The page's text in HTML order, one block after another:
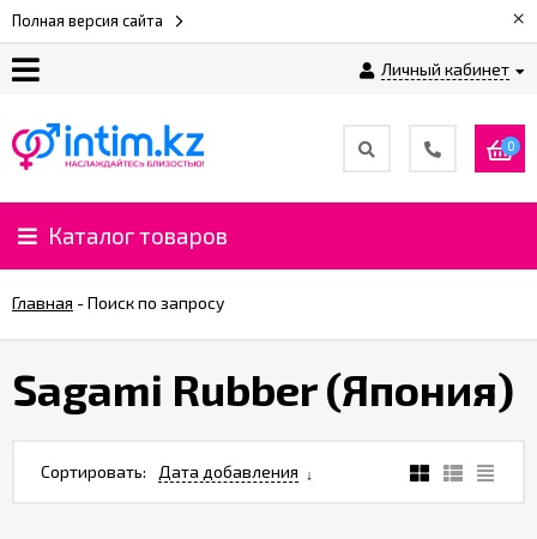
Полная версия сайта ×
Личный кабинет
нас
Доставка
и
0
Каталог товаров
Главная -Поиск по запросу
Sagami Rubber (Япония)
Сортировать: Дата добавления